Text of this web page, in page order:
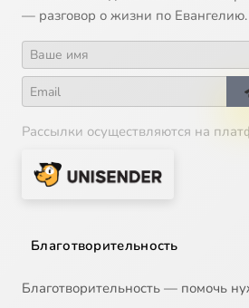
— разговор о жизни по Евангелию.
Рассылки осуществляются на
Благотворительность
Благотворительность — помочь